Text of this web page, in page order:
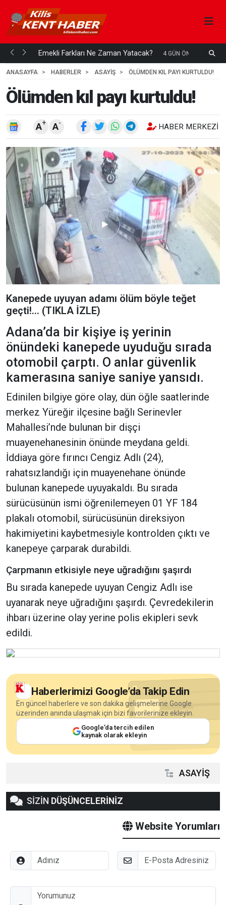
mi... Emekli Farkları Ne Zaman Yatacak? 4 GÜN ÖNCE
ANASAYFA
HABERLER ASAYİŞ ÖLÜMDEN KIL PAYI KURTULDU!
Ölümden kıl payı kurtuldu!
A+ A- HABER MERKEZI
Kanepede uyuyan adamı ölüm böyle teğet
geçti!... (TIKLA İZLE)
Adana’da bir kişiye iş yerinin
önündeki kanepede uyuduğu sırada
otomobil çarptı. O anlar güvenlik
kamerasına saniye saniye yansıdı.
Edinilen bilgiye göre olay, dün öğle saatlerinde
merkez Yüreğir ilçesine bağlı Serinevler
Mahallesi’nde bulunan bir dişçi
muayenehanesinin önünde meydana geldi.
İddiaya göre fırıncı Cengiz Adlı (24),
rahatsızlandığı için muayenehane önünde
bulunan kanepede uyuyakaldı. Bu sırada
sürücüsünün ismi öğrenilemeyen 01 YF 184
plakalı otomobil, sürücüsünün direksiyon
hakimiyetini kaybetmesiyle kontrolden çıktı ve
kanepeye çarparak durabildi.
Çarpmanın etkisiyle neye uğradığını şaşırdı
Bu sırada kanepede uyuyan Cengiz Adlı ise
uyanarak neye uğradığını şaşırdı. Çevredekilerin
ihbarı üzerine olay yerine polis ekipleri sevk
edildi.
Haberlerimizi Google’da Takip Edin
En güncel haberlere ve son dakika gelişmelerine Google
üzerinden anında ulaşmak için bizi favorilerinize ekleyin.
Google’da tercih edilen
kaynak olarak ekleyin
ASAYİŞ
SİZİN DÜŞÜNCELERİNİZ
Website Yorumları
Adınız E-Posta
Düşünceleriniz